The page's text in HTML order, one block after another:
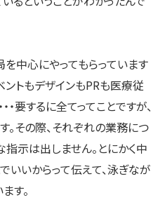
中心にやってもらっています
ントもデザインもPRも医療従
要するに全てってことですが、
その際、それぞれの業務につ
示は出しません。とにかく中
いいからって伝えて、泳ぎなが
す。